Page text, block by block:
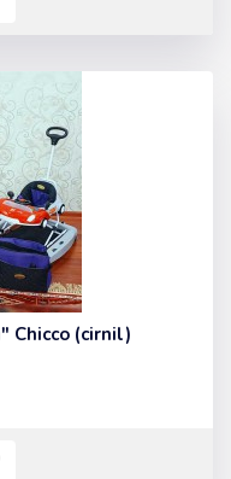
Chicco (cirnil)